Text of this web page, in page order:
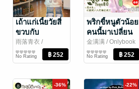
เถ้าแก่เนี้ยวัยสี่
ขวบกับ
อพาร์ตเมนต์สุด
แกร่งในวันสิ้น
โลก เล่ม 5
雨落青衣 /
Onlybook
นิยายแฟนตาซี
No Rating
พริกขี้หนูตัวน้อย
คนนี้มาเปลี่ยน
โฉมหมู่บ้านใน
ยุค 80 เล่ม 44
金满满 / Onlybook
นิยายรัก
No Rating
-36% -22%